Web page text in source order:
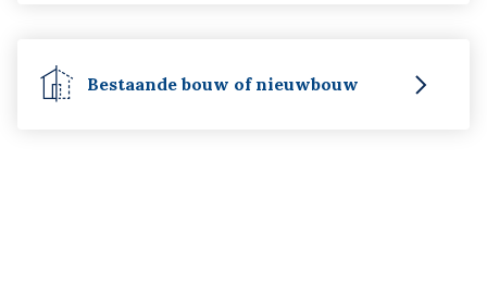
Bestaande bouw of nieuwbouw